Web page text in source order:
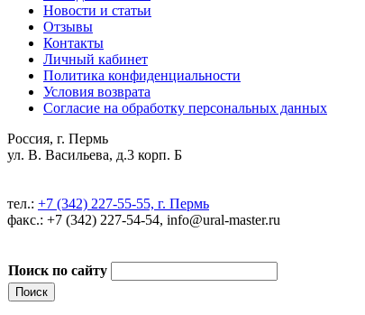
Новости и статьи
Отзывы
Контакты
Личный кабинет
Политика конфиденциальности
Условия возврата
Согласие на обработку персональных данных
Россия, г. Пермь
ул. В. Васильева, д.3 корп. Б
тел.: +7 (342) 227-55-55, г. Пермь
факс.: +7 (342) 227-54-54, info@ural-master.ru
Поиск по сайту